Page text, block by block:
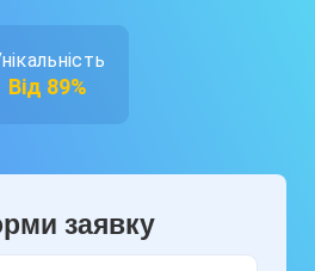
Від 89%
заявку